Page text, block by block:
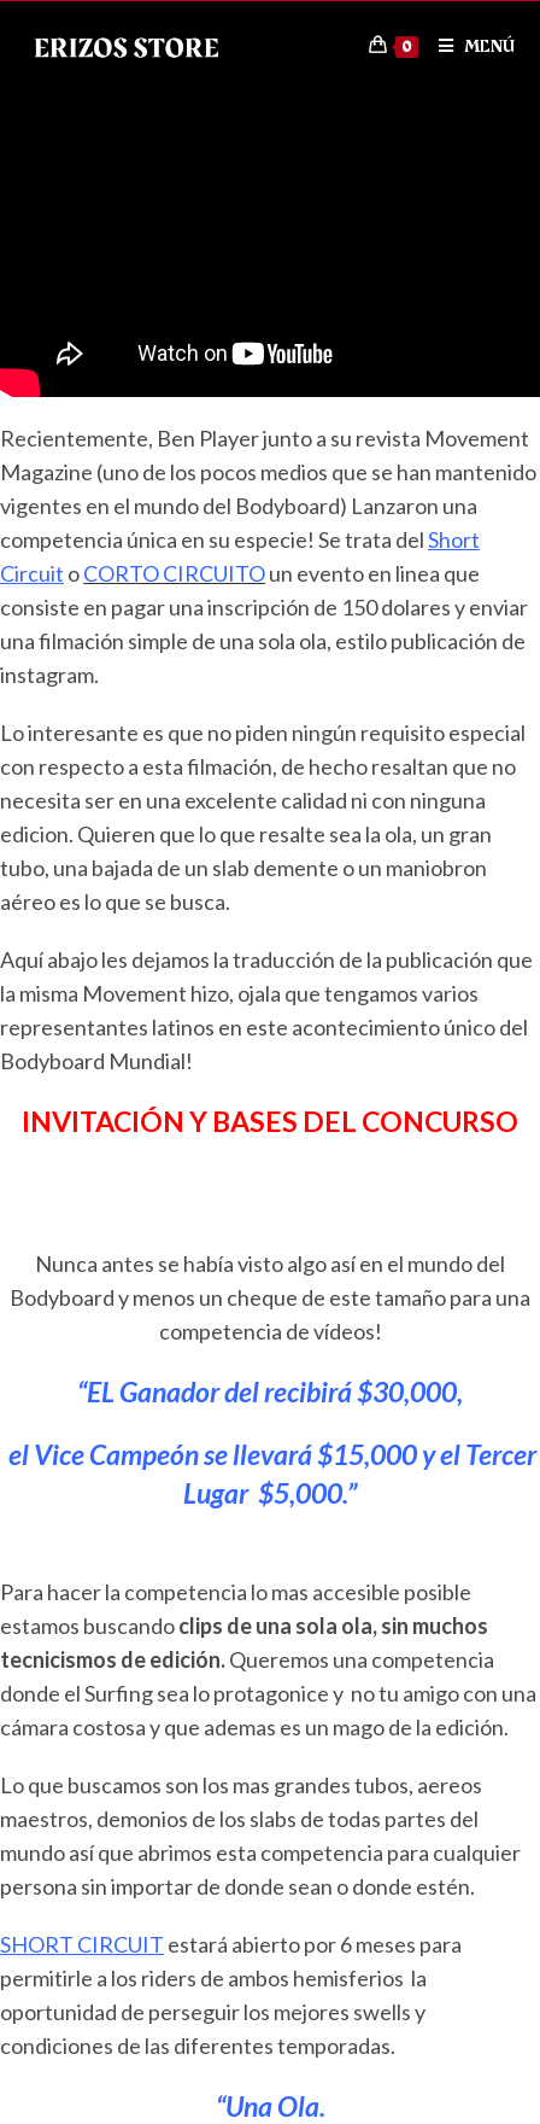
0 MENÚ
Recientemente, Ben Player junto a su revista Movement
Magazine (uno de los pocos medios que se han mantenido
vigentes en el mundo del Bodyboard) Lanzaron una
competencia única en su especie! Se trata delShort
Circuit oCORTO CIRCUITOun evento en linea que
consiste en pagar una inscripción de 150 dolares y enviar
una filmación simple de una sola ola, estilo publicación de
instagram.
Lo interesante es que no piden ningún requisito especial
con respecto a esta filmación, de hecho resaltan que no
necesita ser en una excelente calidad ni con ninguna
edicion. Quieren que lo que resalte sea la ola, un gran
tubo, una bajada de un slab demente o un maniobron
aéreo es lo que se busca.
Aquí abajo les dejamos la traducción de la publicación que
la misma Movement hizo, ojala que tengamos varios
representantes latinos en este acontecimiento único del
Bodyboard Mundial!
INVITACIÓN Y BASES DEL CONCURSO
Nunca antes se había visto algo así en el mundo del
Bodyboard y menos un cheque de este tamaño para una
competencia de vídeos!
“EL Ganador del recibirá $30,000,
el Vice Campeón se llevará $15,000 y el Tercer
Lugar $5,000.”
Para hacer la competencia lo mas accesible posible
estamos buscandoclips de una sola ola, sin muchos
tecnicismos de edición.Queremos una competencia
donde el Surfing sea lo protagonice y no tu amigo con una
cámara costosa y que ademas es un mago de la edición.
Lo que buscamos son los mas grandes tubos, aereos
maestros, demonios de los slabs de todas partes del
mundo así que abrimos esta competencia para cualquier
persona sin importar de donde sean o donde estén.
SHORT CIRCUIT estará abierto por 6 meses para
permitirle a los riders de ambos hemisferios la
oportunidad de perseguir los mejores swells y
condiciones de las diferentes temporadas.
“Una Ola.